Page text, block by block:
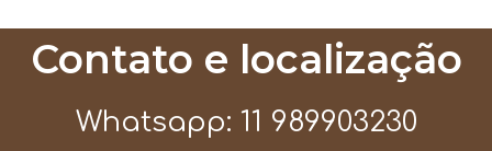
Contato e localização
Whatsapp: 11 989903230